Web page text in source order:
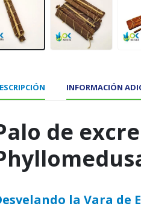
INFORMACIÓN
de
la Vara de